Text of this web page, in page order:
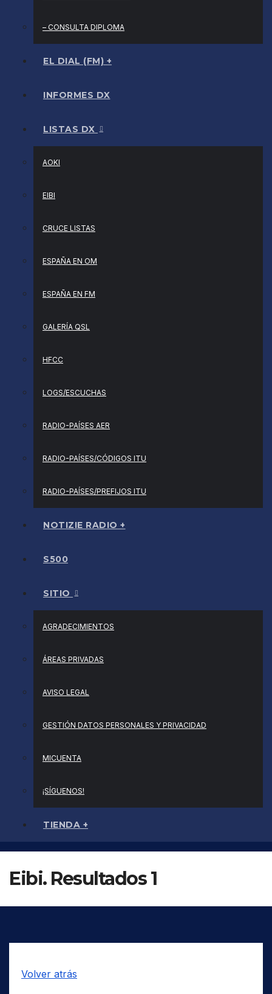
– CONSULTA DIPLOMA
EL DIAL (FM) +
INFORMES DX
LISTAS DX
AOKI
EIBI
CRUCE LISTAS
ESPAÑA EN OM
ESPAÑA EN FM
GALERÍA QSL
HFCC
LOGS/ESCUCHAS
RADIO-PAÍSES AER
RADIO-PAÍSES/CÓDIGOS ITU
RADIO-PAÍSES/PREFIJOS ITU
NOTIZIE RADIO +
S500
SITIO
AGRADECIMIENTOS
ÁREAS PRIVADAS
AVISO LEGAL
GESTIÓN DATOS PERSONALES Y PRIVACIDAD
MICUENTA
¡SÍGUENOS!
TIENDA +
Eibi. Resultados 1
Volver atrás